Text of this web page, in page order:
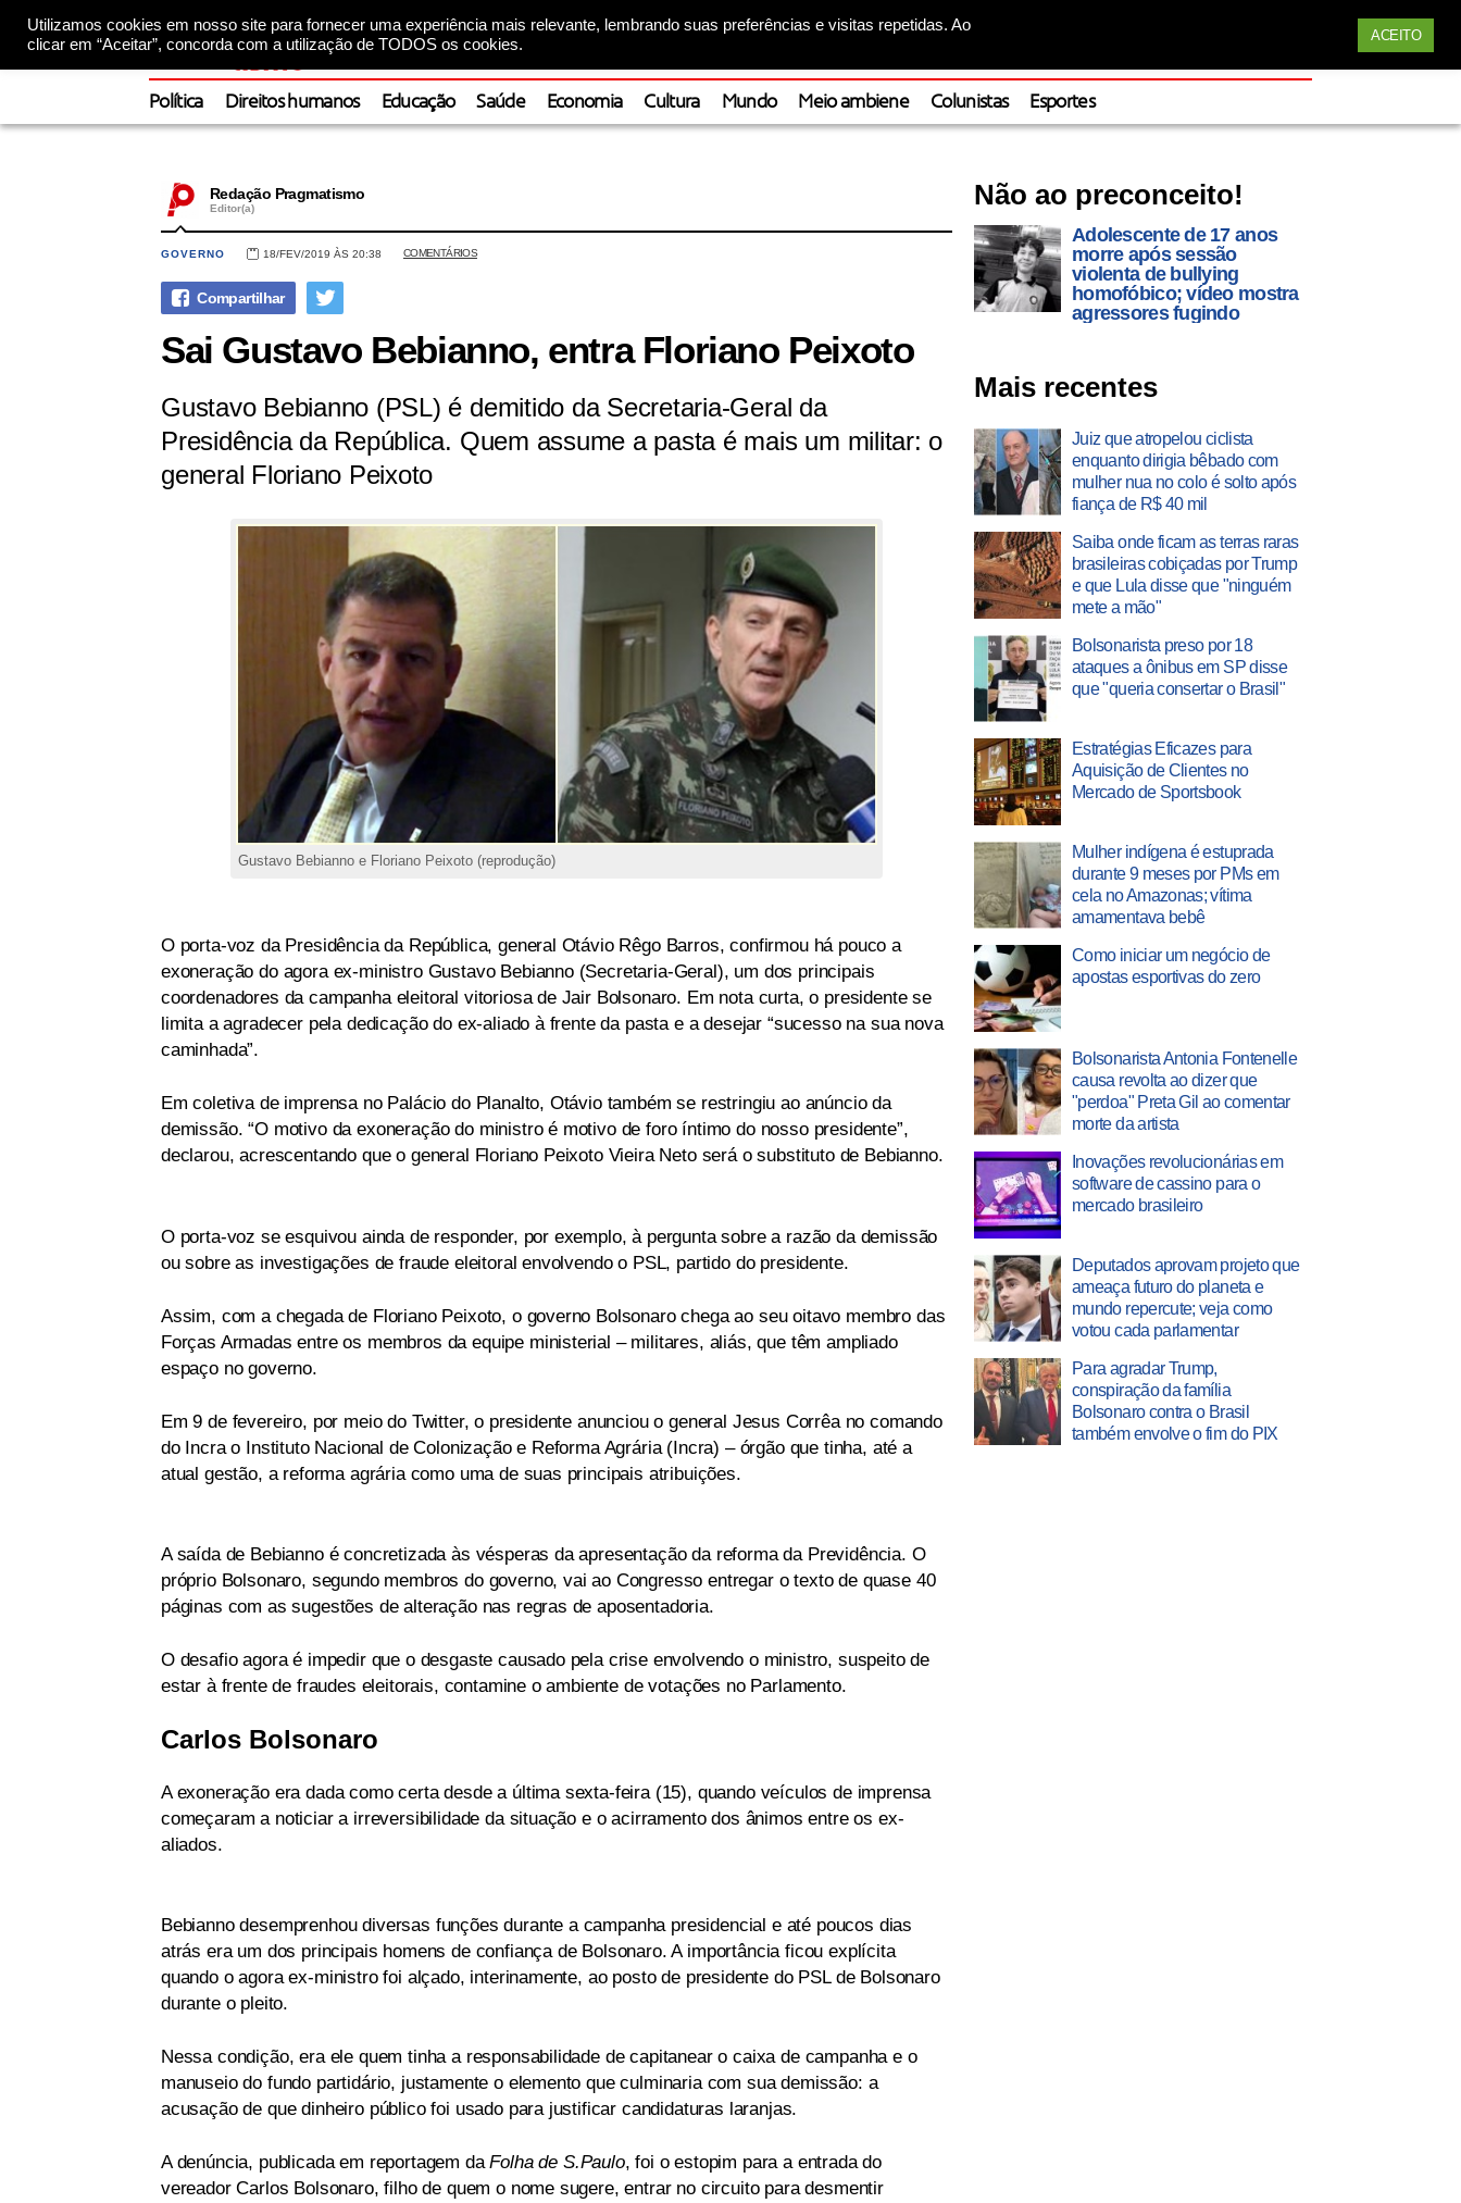
Utilizamos cookies em nosso site para fornecer uma experiência mais relevante, lembrando suas preferências e visitas repetidas. Ao
clicar em “Aceitar”, concorda com a utilização de TODOS os cookies.
ACEITO
Política Direitos humanos Educação Saúde Economia Cultura Mundo Meio ambiene Colunistas Esportes
Redação Pragmatismo
Editor(a)
GOVERNO 18/FEV/2019 ÀS 20:38 COMENTÁRIOS
Sai Gustavo Bebianno, entra Floriano Peixoto
Gustavo Bebianno (PSL) é demitido da Secretaria-Geral da
Presidência da República. Quem assume a pasta é mais um militar: o
general Floriano Peixoto
Gustavo Bebianno e Floriano Peixoto (reprodução)
O porta-voz da Presidência da República, general Otávio Rêgo Barros, confirmou há pouco a
exoneração do agora ex-ministro Gustavo Bebianno (Secretaria-Geral), um dos principais
coordenadores da campanha eleitoral vitoriosa de Jair Bolsonaro. Em nota curta, o presidente se
limita a agradecer pela dedicação do ex-aliado à frente da pasta e a desejar “sucesso na sua nova
caminhada”.
Em coletiva de imprensa no Palácio do Planalto, Otávio também se restringiu ao anúncio da
demissão. “O motivo da exoneração do ministro é motivo de foro íntimo do nosso presidente”,
declarou, acrescentando que o general Floriano Peixoto Vieira Neto será o substituto de Bebianno.
O porta-voz se esquivou ainda de responder, por exemplo, à pergunta sobre a razão da demissão
ou sobre as investigações de fraude eleitoral envolvendo o PSL, partido do presidente.
Assim, com a chegada de Floriano Peixoto, o governo Bolsonaro chega ao seu oitavo membro das
Forças Armadas entre os membros da equipe ministerial – militares, aliás, que têm ampliado
espaço no governo.
Em 9 de fevereiro, por meio do Twitter, o presidente anunciou o general Jesus Corrêa no comando
do Incra o Instituto Nacional de Colonização e Reforma Agrária (Incra) – órgão que tinha, até a
atual gestão, a reforma agrária como uma de suas principais atribuições.
A saída de Bebianno é concretizada às vésperas da apresentação da reforma da Previdência. O
próprio Bolsonaro, segundo membros do governo, vai ao Congresso entregar o texto de quase 40
páginas com as sugestões de alteração nas regras de aposentadoria.
O desafio agora é impedir que o desgaste causado pela crise envolvendo o ministro, suspeito de
estar à frente de fraudes eleitorais, contamine o ambiente de votações no Parlamento.
Carlos Bolsonaro
A exoneração era dada como certa desde a última sexta-feira (15), quando veículos de imprensa
começaram a noticiar a irreversibilidade da situação e o acirramento dos ânimos entre os ex-
aliados.
Bebianno desemprenhou diversas funções durante a campanha presidencial e até poucos dias
atrás era um dos principais homens de confiança de Bolsonaro. A importância ficou explícita
quando o agora ex-ministro foi alçado, interinamente, ao posto de presidente do PSL de Bolsonaro
durante o pleito.
Nessa condição, era ele quem tinha a responsabilidade de capitanear o caixa de campanha e o
manuseio do fundo partidário, justamente o elemento que culminaria com sua demissão: a
acusação de que dinheiro público foi usado para justificar candidaturas laranjas.
A denúncia, publicada em reportagem daFolha de S.Paulo, foi o estopim para a entrada do
vereador Carlos Bolsonaro, filho de quem o nome sugere, entrar no circuito para desmentir
Não ao preconceito!
Adolescente de 17 anos
morre após sessão
violenta de bullying
homofóbico; vídeo mostra
agressores fugindo
Mais recentes
Juiz que atropelou ciclista
enquanto dirigia bêbado com
mulher nua no colo é solto após
fiança de R$ 40 mil
Saiba onde ficam as terras raras
brasileiras cobiçadas por Trump
e que Lula disse que "ninguém
mete a mão"
Bolsonarista preso por 18
ataques a ônibus em SP disse
que "queria consertar o Brasil"
Estratégias Eficazes para
Aquisição de Clientes no
Mercado de Sportsbook
Mulher indígena é estuprada
durante 9 meses por PMs em
cela no Amazonas; vítima
amamentava bebê
Como iniciar um negócio de
apostas esportivas do zero
Bolsonarista Antonia Fontenelle
causa revolta ao dizer que
"perdoa" Preta Gil ao comentar
morte da artista
Inovações revolucionárias em
software de cassino para o
mercado brasileiro
Deputados aprovam projeto que
ameaça futuro do planeta e
mundo repercute; veja como
votou cada parlamentar
Para agradar Trump,
conspiração da família
Bolsonaro contra o Brasil
também envolve o fim do PIX